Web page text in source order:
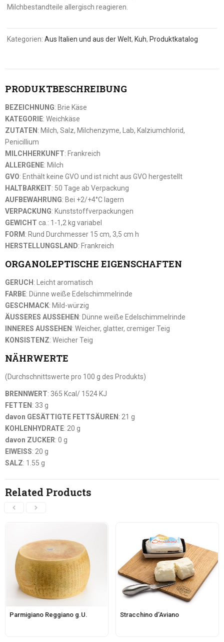
Milchbestandteile allergisch reagieren.
Kategorien:Aus Italien und aus der Welt, Kuh, Produktkatalog
PRODUKTBESCHREIBUNG
BEZEICHNUNG: Brie Käse
KATEGORIE: Weichkäse
ZUTATEN : Milch, Salz, Milchenzyme, Lab, Kalziumchlorid,
Penicillium
MILCHHERKUNFT: Frankreich
ALLERGENE: Milch
GVO: Enthält keine GVO und ist nicht aus GVO hergestellt
HALTBARKEIT: 50 Tage ab Verpackung
AUFBEWAHRUNG: Bei +2/+4°C lagern
VERPACKUNG: Kunststoffverpackungen
GEWICHT ca.: 1-1,2 kg variabel
FORM : Rund Durchmesser 15 cm, 3,5 cm h
HERSTELLUNGSLAND: Frankreich
ORGANOLEPTISCHE EIGENSCHAFTEN
GERUCH : Leicht aromatisch
FARBE: Dünne weiße Edelschimmelrinde
GESCHMACK: Mild-würzig
ÄUSSERES AUSSEHEN : Dünne weiße Edelschimmelrinde
INNERES AUSSEHEN : Weicher, glatter, cremiger Teig
KONSISTENZ: Weicher Teig
NÄHRWERTE
(Durchschnittswerte pro 100 g des Produkts)
BRENNWERT: 365 Kcal/ 1524 KJ
FETTEN : 33 g
davon GESÄTTIGTE FETTSÄUREN : 21 g
KOHLENHYDRATE: 20 g
davon ZUCKER: 0 g
EIWEISS: 20 g
SALZ: 1.55 g
Related Products
Parmigiano Reggiano g.U. Stracchino d’Aviano